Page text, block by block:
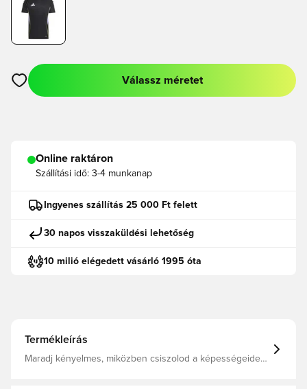
Megnyit egy modált a bejelentkezéshez vagy a tagként való
Válassz méretet
Online raktáron
Szállítási idő: 3-4 munkanap
Ingyenes szállítás 25 000 Ft felett
30 napos visszaküldési lehetőség
10 milió elégedett vásárló 1995 óta
Termékleírás
Maradj kényelmes, miközben csiszolod a képességeidet.